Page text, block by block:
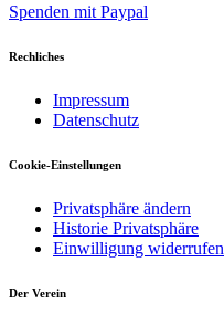
Spenden mit Paypal
Rechliches
Impressum
Datenschutz
Cookie-Einstellungen
Privatsphäre ändern
Historie Privatsphäre
Einwilligung widerrufen
Der Verein